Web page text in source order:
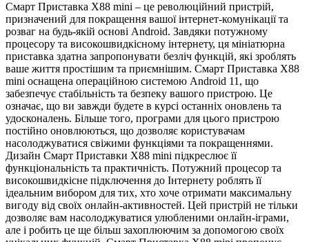
Смарт Приставка X88 mini – це революційний пристрій,
призначений для покращення вашої інтернет-комунікації та
розваг на будь-якій основі Android. Завдяки потужному
процесору та високошвидкісному інтернету, ця мініатюрна
приставка здатна запропонувати безліч функцій, які зроблять
ваше життя простішим та приємнішим. Смарт Приставка X88
mini оснащена операційною системою Android 11, що
забезпечує стабільність та безпеку вашого пристрою. Це
означає, що ви завжди будете в курсі останніх оновлень та
удосконалень. Більше того, програми для цього пристрою
постійно оновлюються, що дозволяє користувачам
насолоджуватися свіжими функціями та покращеннями.
Дизайн Смарт Приставки X88 mini підкреслює її
функціональність та практичність. Потужний процесор та
високошвидкісне підключення до Інтернету роблять її
ідеальним вибором для тих, хто хоче отримати максимальну
вигоду від своїх онлайн-активностей. Цей пристрій не тільки
дозволяє вам насолоджуватися улюбленими онлайн-іграми,
але і робить це ще більш захоплюючим за допомогою своїх